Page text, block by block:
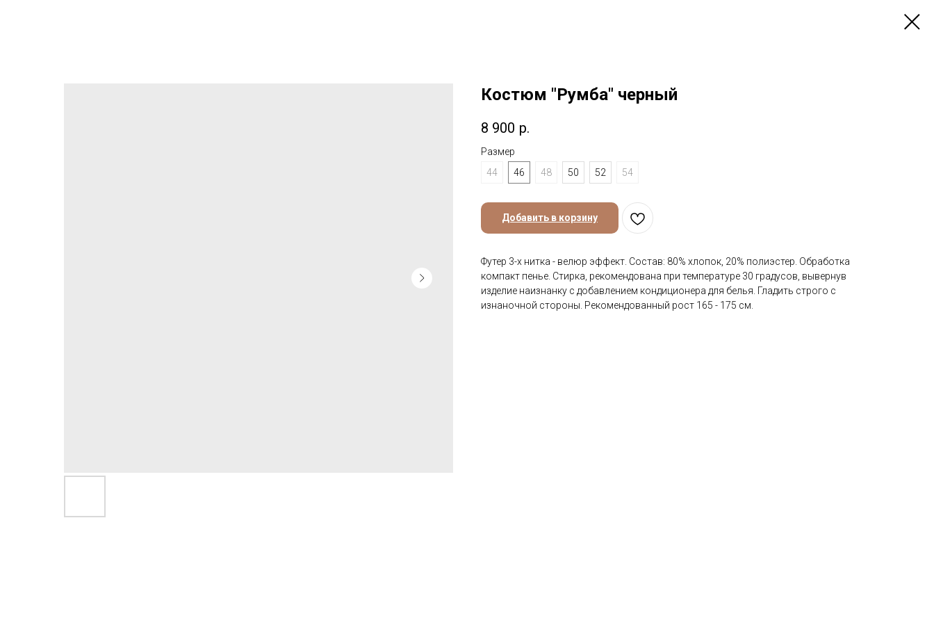
Костюм "Румба" черный
8 900 р.
Размер
44
46 48 50 52 54
Добавить в корзину
Футер 3-х нитка - велюр эффект. Состав: 80% хлопок, 20% полиэстер. Обработка
компакт пенье. Стирка, рекомендована при температуре 30 градусов, вывернув
изделие наизнанку с добавлением кондиционера для белья. Гладить строго с
изнаночной стороны. Рекомендованный рост 165 - 175 см.